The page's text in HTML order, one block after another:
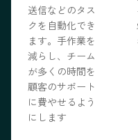
送信などのタス
クを自動化でき
ます。手作業を
減らし、チーム
が多くの時間を
顧客のサポート
に費やせるよう
にします